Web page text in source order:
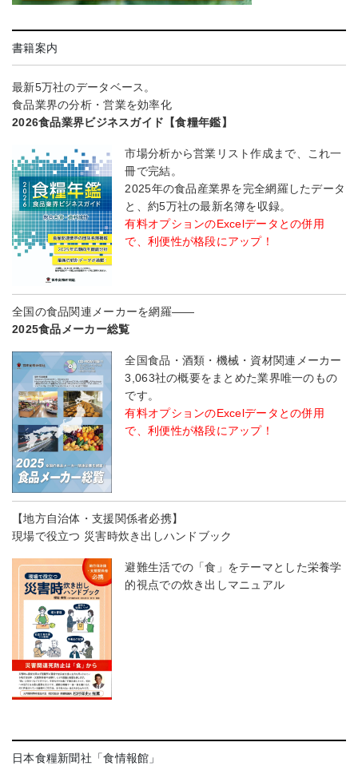
書籍案内
最新5万社のデータベース。
食品業界の分析・営業を効率化
2026食品業界ビジネスガイド【食糧年鑑】
市場分析から営業リスト作成まで、これ一
冊で完結。
2025年の食品産業界を完全網羅したデータ
と、約5万社の最新名簿を収録。
有料オプションのExcelデータとの併用
で、利便性が格段にアップ！
全国の食品関連メーカーを網羅――
2025食品メーカー総覧
全国食品・酒類・機械・資材関連メーカー
3,063社の概要をまとめた業界唯一のもの
です。
有料オプションのExcelデータとの併用
で、利便性が格段にアップ！
【地方自治体・支援関係者必携】
現場で役立つ 災害時炊き出しハンドブック
避難生活での「食」をテーマとした栄養学
的視点での炊き出しマニュアル
日本食糧新聞社「食情報館」